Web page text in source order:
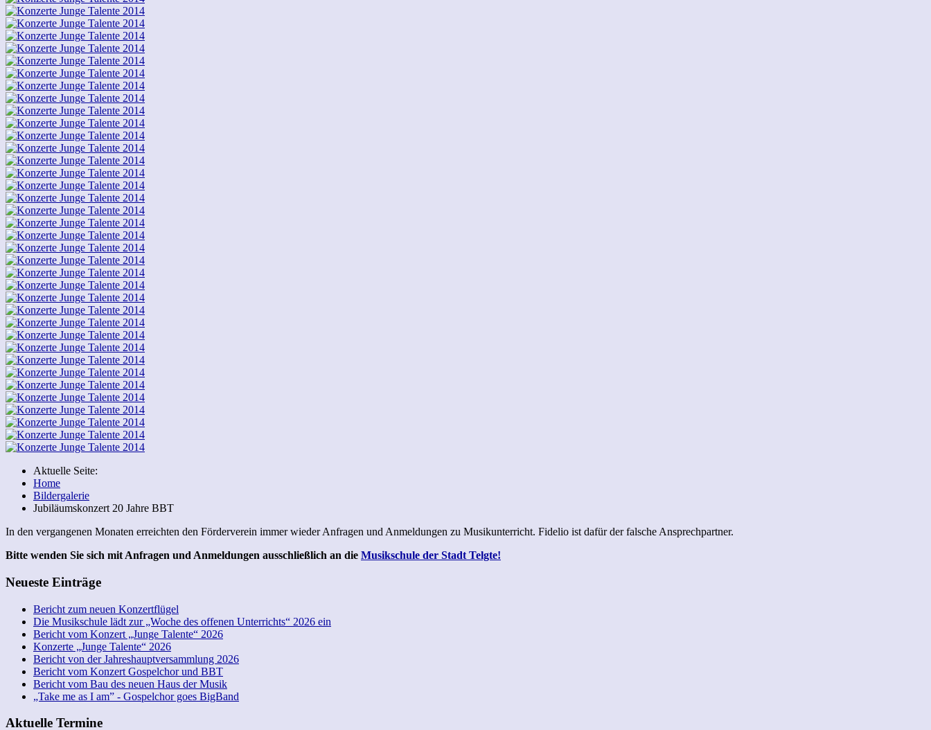
Aktuelle Seite:
Home
Bildergalerie
Jubiläumskonzert 20 Jahre BBT
In den vergangenen Monaten erreichten den Förderverein immer wieder Anfragen und Anmeldungen zu Musikunterricht. Fidelio ist dafür der falsche Ansprechpartner.
Bitte wenden Sie sich mit Anfragen und Anmeldungen ausschließlich an die Musikschule der Stadt Telgte!
Neueste Einträge
Bericht zum neuen Konzertflügel
Die Musikschule lädt zur „Woche des offenen Unterrichts“ 2026 ein
Bericht vom Konzert „Junge Talente“ 2026
Konzerte „Junge Talente“ 2026
Bericht von der Jahreshauptversammlung 2026
Bericht vom Konzert Gospelchor und BBT
Bericht vom Bau des neuen Haus der Musik
„Take me as I am” - Gospelchor goes BigBand
Aktuelle Termine